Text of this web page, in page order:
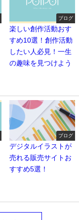
ブログ
楽しい創作活動おす
すめ10選！創作活動
したい人必見！一生
の趣味を見つけよう
ブログ
デジタルイラストが
売れる販売サイトお
すすめ5選！